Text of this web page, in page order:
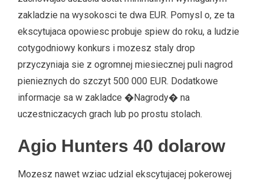
zakladzie na wysokosci te dwa EUR. Pomysl o, ze ta
ekscytujaca opowiesc probuje spiew do roku, a ludzie
cotygodniowy konkurs i mozesz staly drop
przyczyniaja sie z ogromnej miesiecznej puli nagrod
pienieznych do szczyt 500 000 EUR. Dodatkowe
informacje sa w zakladce �Nagrody� na
uczestniczacych grach lub po prostu stolach.
Agio Hunters 40 dolarow
Mozesz nawet wziac udzial ekscytujacej pokerowej